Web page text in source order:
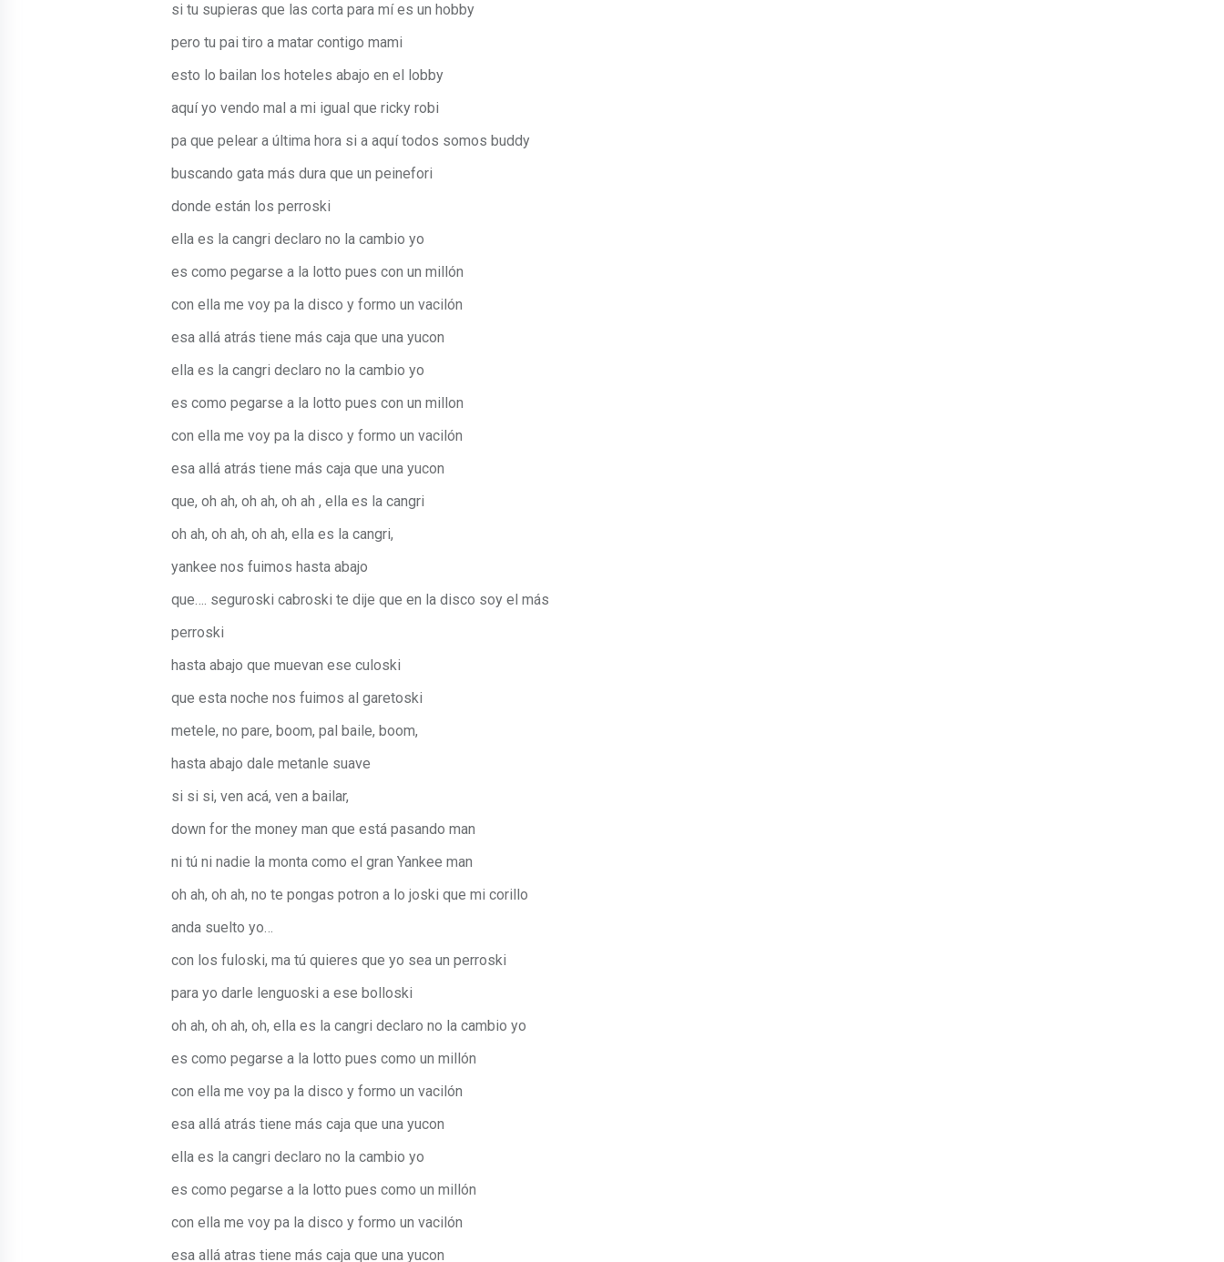
si tu supieras que las corta para mí es un hobby
pero tu pai tiro a matar contigo mami
esto lo bailan los hoteles abajo en el lobby
aquí yo vendo mal a mi igual que ricky robi
pa que pelear a última hora si a aquí todos somos buddy
buscando gata más dura que un peinefori
donde están los perroski
ella es la cangri declaro no la cambio yo
es como pegarse a la lotto pues con un millón
con ella me voy pa la disco y formo un vacilón
esa allá atrás tiene más caja que una yucon
ella es la cangri declaro no la cambio yo
es como pegarse a la lotto pues con un millon
con ella me voy pa la disco y formo un vacilón
esa allá atrás tiene más caja que una yucon
que, oh ah, oh ah, oh ah , ella es la cangri
oh ah, oh ah, oh ah, ella es la cangri,
yankee nos fuimos hasta abajo
que…. seguroski cabroski te dije que en la disco soy el más
perroski
hasta abajo que muevan ese culoski
que esta noche nos fuimos al garetoski
metele, no pare, boom, pal baile, boom,
hasta abajo dale metanle suave
si si si, ven acá, ven a bailar,
down for the money man que está pasando man
ni tú ni nadie la monta como el gran Yankee man
oh ah, oh ah, no te pongas potron a lo joski que mi corillo
anda suelto yo…
con los fuloski, ma tú quieres que yo sea un perroski
para yo darle lenguoski a ese bolloski
oh ah, oh ah, oh, ella es la cangri declaro no la cambio yo
es como pegarse a la lotto pues como un millón
con ella me voy pa la disco y formo un vacilón
esa allá atrás tiene más caja que una yucon
ella es la cangri declaro no la cambio yo
es como pegarse a la lotto pues como un millón
con ella me voy pa la disco y formo un vacilón
esa allá atras tiene más caja que una yucon